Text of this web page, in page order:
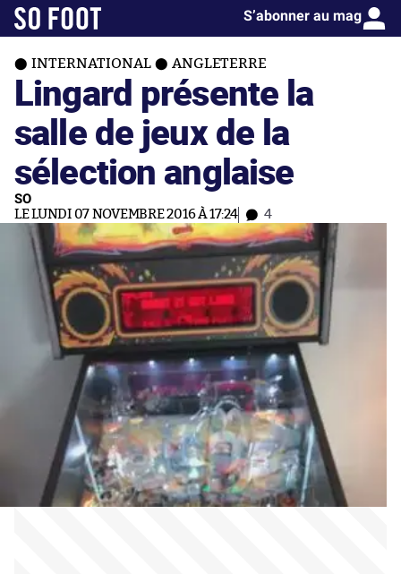
S’abonner au mag
INTERNATIONAL ANGLETERRE
Lingard présente la
salle de jeux de la
sélection anglaise
SO
LE LUNDI 07 NOVEMBRE 2016 À 17:24 4